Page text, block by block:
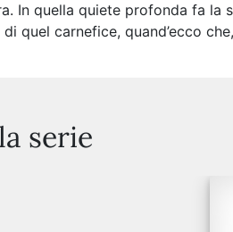
In quella quiete profonda fa la
quel carnefice, quand’ecco
serie